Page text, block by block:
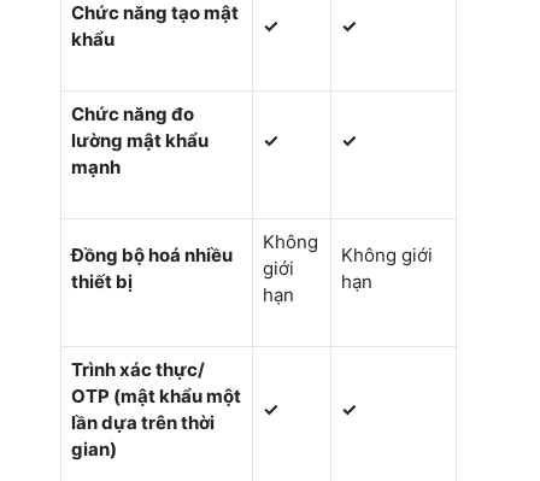
Chức năng tạo mật
khẩu
✓ ✓
Chức năng đo
lường mật khẩu
mạnh
✓ ✓
Đồng bộ hoá nhiều
thiết bị
Không
giới
hạn
Không giới
hạn
Trình xác thực/
OTP (mật khẩu một
lần dựa trên thời
gian)
✓ ✓